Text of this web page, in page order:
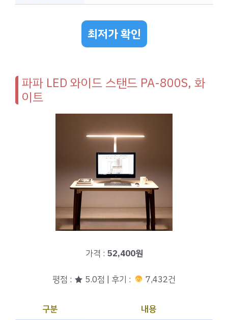
최저가 확인
파파 LED 와이드 스탠드 PA-800S, 화
이트
가격 : 52,400원
평점 : ★ 5.0점 | 후기 : 7,432건
구분
내용